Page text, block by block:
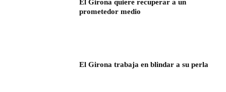
El Girona quiere recuperar a un
prometedor medio
El Girona trabaja en blindar a su perla